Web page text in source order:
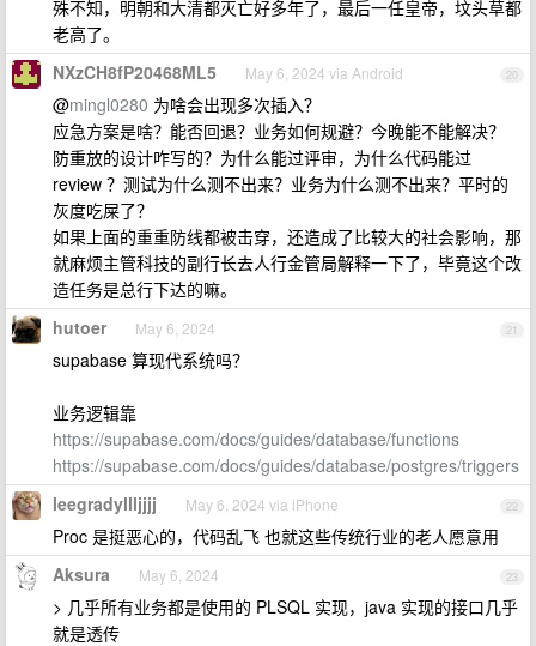
殊不知，明朝和大清都灭亡好多年了，最后一任皇帝，坟头草都
老高了。
20
NXzCH8fP20468ML5 May 6, 2024 via Android
@mingl0280 为啥会出现多次插入？
应急方案是啥？能否回退？业务如何规避？今晚能不能解决？
防重放的设计咋写的？为什么能过评审，为什么代码能过
review ？测试为什么测不出来？业务为什么测不出来？平时的
灰度吃屎了？
如果上面的重重防线都被击穿，还造成了比较大的社会影响，那
就麻烦主管科技的副行长去人行金管局解释一下了，毕竟这个改
造任务是总行下达的嘛。
21
hutoer May 6, 2024
supabase 算现代系统吗？
业务逻辑靠
https://supabase.com/docs/guides/database/functions
https://supabase.com/docs/guides/database/postgres/triggers
22
leegradyllljjjj May 6, 2024 via iPhone
Proc 是挺恶心的，代码乱飞 也就这些传统行业的老人愿意用
23
Aksura May 6, 2024
> 几乎所有业务都是使用的 PLSQL 实现，java 实现的接口几乎
就是透传